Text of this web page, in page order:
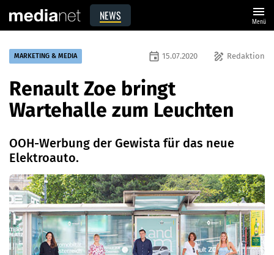
NEWS menu
Menü
MARKETING & MEDIA draw Redaktion
event 15.07.2020
Renault Zoe bringt
Wartehalle zum Leuchten
OOH-Werbung der Gewista für das neue
Elektroauto.